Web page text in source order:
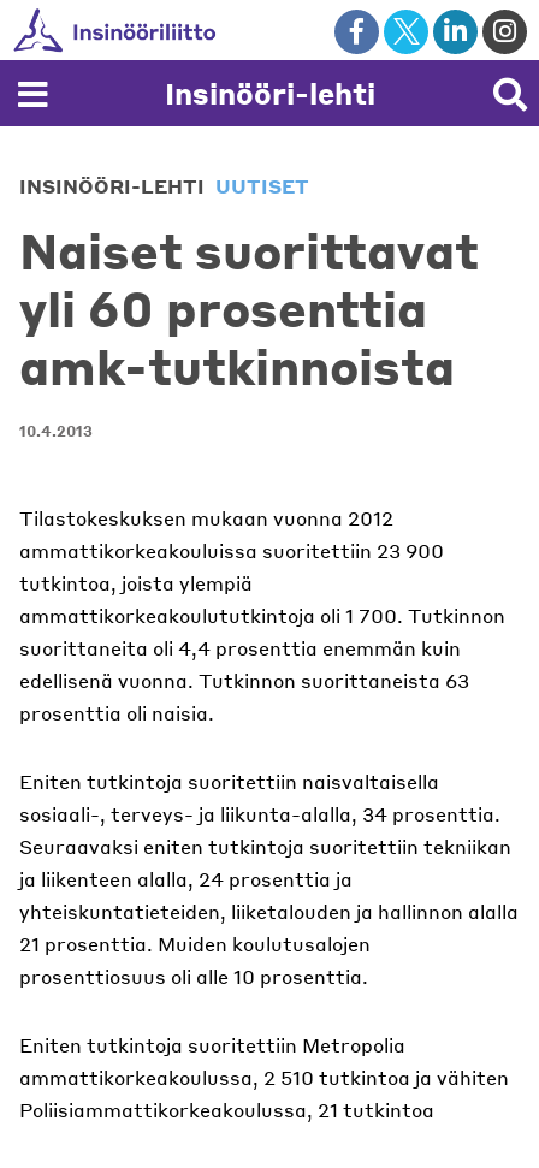
Skip
to
content
Insinööri-lehti
INSINÖÖRI-LEHTI UUTISET
Naiset suorittavat
yli 60 prosenttia
amk-tutkinnoista
10.4.2013
Tilastokeskuksen mukaan vuonna 2012
ammattikorkeakouluissa suoritettiin 23 900
tutkintoa, joista ylempiä
ammattikorkeakoulututkintoja oli 1 700. Tutkinnon
suorittaneita oli 4,4 prosenttia enemmän kuin
edellisenä vuonna. Tutkinnon suorittaneista 63
prosenttia oli naisia.
Eniten tutkintoja suoritettiin naisvaltaisella
sosiaali-, terveys- ja liikunta-alalla, 34 prosenttia.
Seuraavaksi eniten tutkintoja suoritettiin tekniikan
ja liikenteen alalla, 24 prosenttia ja
yhteiskuntatieteiden, liiketalouden ja hallinnon alalla
21 prosenttia. Muiden koulutusalojen
prosenttiosuus oli alle 10 prosenttia.
Eniten tutkintoja suoritettiin Metropolia
ammattikorkeakoulussa, 2 510 tutkintoa ja vähiten
Poliisiammattikorkeakoulussa, 21 tutkintoa